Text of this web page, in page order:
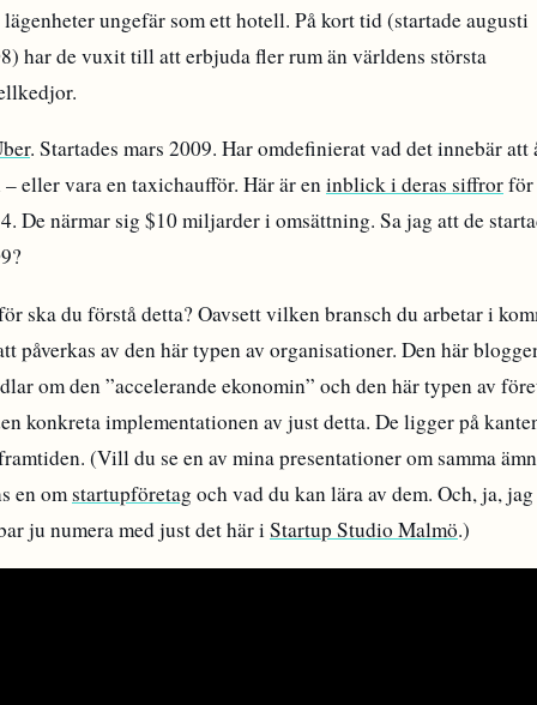
ungefär som ett hotell. På kort tid (startade augusti
har de vuxit till att erbjuda fler rum än världens största
. Startades mars 2009. Har omdefinierat vad det innebär att
eller vara en taxichaufför. Här är eninblick i deras siffrorför
De närmar sig $10 miljarder i omsättning. Sa jag att de
ska du förstå detta? Oavsett vilken bransch du arbetar i
påverkas av den här typen av organisationer. Den här
om den ”accelerande ekonomin” och den här typen av
konkreta implementationen av just detta. De ligger på
(Vill du se en av mina presentationer om samma
en omstartupföretag och vad du kan lära av dem. Och, ja, jag
ju numera med just det här i Startup Studio Malmö.)